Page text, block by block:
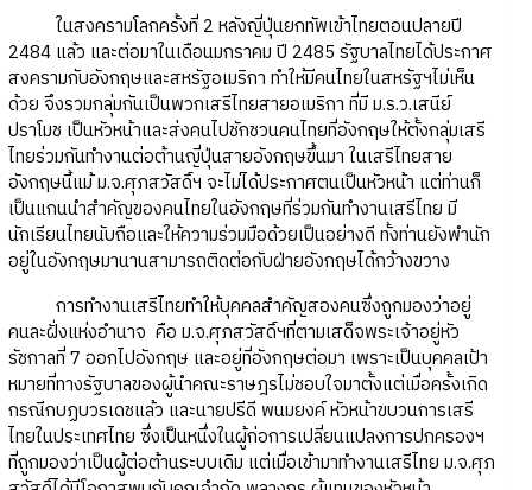
ในสงครามโลกครั้งที่ 2 หลังญี่ปุ่นยกทัพเข้าไทยตอนปลายปี
2484 แล้ว และต่อมาในเดือนมกราคม ปี 2485 รัฐบาลไทยได้ประกาศ
สงครามกับอังกฤษและสหรัฐอเมริกา ทำให้มีคนไทยในสหรัฐฯไม่เห็น
ด้วย จึงรวมกลุ่มกันเป็นพวกเสรีไทยสายอเมริกา ที่มี ม.ร.ว.เสนีย์
ปราโมช เป็นหัวหน้าและส่งคนไปชักชวนคนไทยที่อังกฤษให้ตั้งกลุ่มเสรี
ไทยร่วมกันทำงานต่อต้านญี่ปุ่นสายอังกฤษขึ้นมา ในเสรีไทยสาย
อังกฤษนี้แม้ ม.จ.ศุภสวัสดิ์ฯ จะไม่ได้ประกาศตนเป็นหัวหน้า แต่ท่านก็
เป็นแกนนำสำคัญของคนไทยในอังกฤษที่ร่วมกันทำงานเสรีไทย มี
นักเรียนไทยนับถือและให้ความร่วมมือด้วยเป็นอย่างดี ทั้งท่านยังพำนัก
อยู่ในอังกฤษมานานสามารถติดต่อกับฝ่ายอังกฤษได้กว้างขวาง
การทำงานเสรีไทยทำให้บุคคลสำคัญสองคนซึ่งถูกมองว่าอยู่
คนละฝั่งแห่งอำนาจ คือ ม.จ.ศุภสวัสดิ์ฯที่ตามเสด็จพระเจ้าอยู่หัว
รัชกาลที่ 7 ออกไปอังกฤษ และอยู่ที่อังกฤษต่อมา เพราะเป็นบุคคลเป้า
หมายที่ทางรัฐบาลของผู้นำคณะราษฎรไม่ชอบใจมาตั้งแต่เมื่อครั้งเกิด
กรณีกบฏบวรเดชแล้ว และนายปรีดี พนมยงค์ หัวหน้าขบวนการเสรี
ไทยในประเทศไทย ซึ่งเป็นหนึ่งในผู้ก่อการเปลี่ยนแปลงการปกครองฯ
ที่ถูกมองว่าเป็นผู้ต่อต้านระบบเดิม แต่เมื่อเข้ามาทำงานเสรีไทย ม.จ.ศุภ